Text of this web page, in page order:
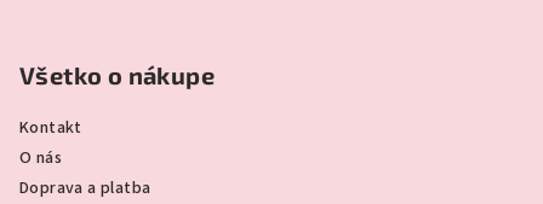
Všetko o nákupe
Kontakt
O nás
Doprava a platba